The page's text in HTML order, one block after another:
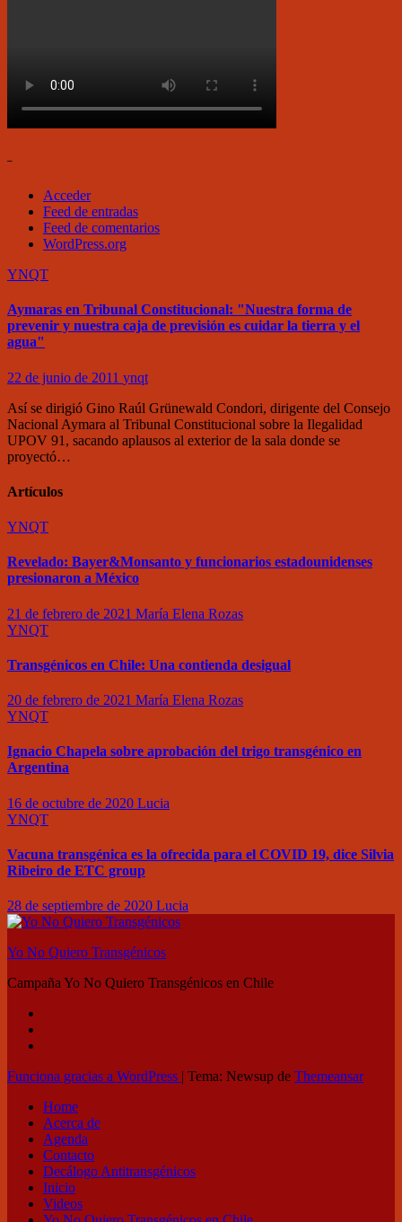
–
Acceder
Feed de entradas
Feed de comentarios
WordPress.org
YNQT
Aymaras en Tribunal Constitucional: "Nuestra forma de
prevenir y nuestra caja de previsión es cuidar la tierra y el
agua"
22 de junio de 2011 ynqt
Así se dirigió Gino Raúl Grünewald Condori, dirigente del Consejo
Nacional Aymara al Tribunal Constitucional sobre la Ilegalidad
UPOV 91, sacando aplausos al exterior de la sala donde se
proyectó…
Artículos
YNQT
Revelado: Bayer&Monsanto y funcionarios estadounidenses
presionaron a México
21 de febrero de 2021 María Elena Rozas
YNQT
Transgénicos en Chile: Una contienda desigual
20 de febrero de 2021 María Elena Rozas
YNQT
Ignacio Chapela sobre aprobación del trigo transgénico en
Argentina
16 de octubre de 2020 Lucia
YNQT
Vacuna transgénica es la ofrecida para el COVID 19, dice Silvia
Ribeiro de ETC group
28 de septiembre de 2020 Lucia
Yo No Quiero Transgénicos
Campaña Yo No Quiero Transgénicos en Chile
Funciona gracias a WordPress | Tema: Newsup de Themeansar
Home
Acerca de
Agenda
Contacto
Decálogo Antitransgénicos
Inicio
Videos